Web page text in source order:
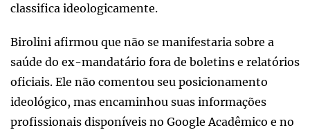
classifica ideologicamente.
Birolini afirmou que não se manifestaria sobre a
saúde do ex-mandatário fora de boletins e relatórios
oficiais. Ele não comentou seu posicionamento
ideológico, mas encaminhou suas informações
profissionais disponíveis no Google Acadêmico e no